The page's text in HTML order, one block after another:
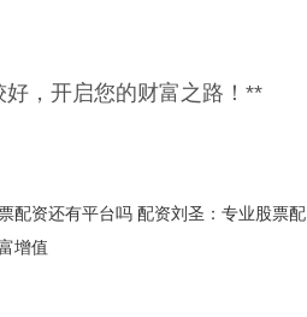
，开启您的财富之路！**
配资还有平台吗 配资刘圣：专业股票配
增值